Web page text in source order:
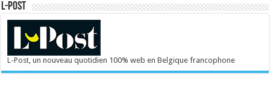
L-POST
L-Post, un nouveau quotidien 100% web en Belgique francophone